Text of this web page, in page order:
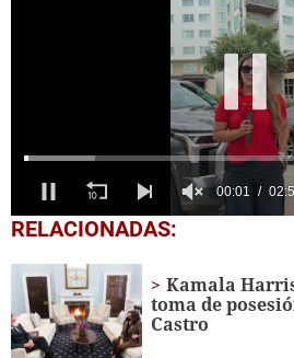
0
seconds
minutes,
55
seconds
RELACIONADAS:
Kamala
toma de
Castro